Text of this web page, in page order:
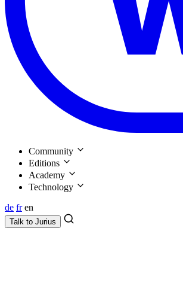
Community
Editions
Academy
Technology
de fr en
Talk to Jurius